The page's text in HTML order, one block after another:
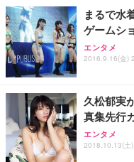
務用 おし
Sezlife オ
ワーク チェ
能 人間工学
務用 おし
ANDWINT
ッシュ 通
ス圧無段階
【整備済み
ー フルHD
ort/VGA ス
【MiniLED/
HOOTER
グモニター
Smart
限定】
超厚型 お徳
アイリスオ
ュラー 200
まるで水
ゲームシ
エンタメ
2016.9.16(金)
久松郁実
真集先行
エンタメ
2018.10.13(土